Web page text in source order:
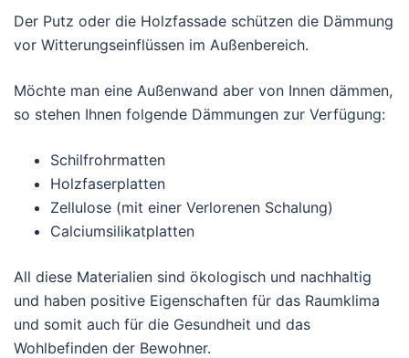
Der Putz oder die Holzfassade schützen die Dämmung
vor Witterungseinflüssen im Außenbereich.
Möchte man eine Außenwand aber von Innen dämmen,
so stehen Ihnen folgende Dämmungen zur Verfügung:
Schilfrohrmatten
Holzfaserplatten
Zellulose (mit einer Verlorenen Schalung)
Calciumsilikatplatten
All diese Materialien sind ökologisch und nachhaltig
und haben positive Eigenschaften für das Raumklima
und somit auch für die Gesundheit und das
Wohlbefinden der Bewohner.